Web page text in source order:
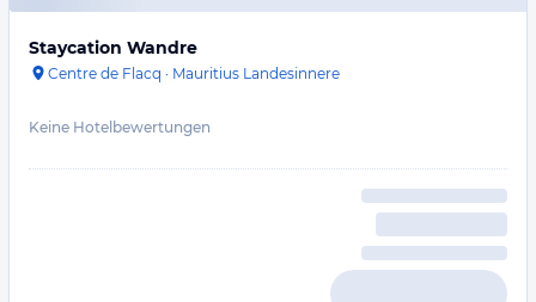
Staycation Wandre
Centre de Flacq · Mauritius Landesinnere
Keine Hotelbewertungen